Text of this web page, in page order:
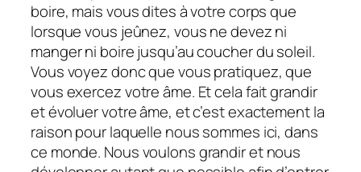
boire, mais vous dites à votre corps que
lorsque vous jeûnez, vous ne devez ni
manger ni boire jusqu’au coucher du soleil.
Vous voyez donc que vous pratiquez, que
vous exercez votre âme. Et cela fait grandir
et évoluer votre âme, et c’est exactement la
raison pour laquelle nous sommes ici, dans
ce monde. Nous voulons grandir et nous